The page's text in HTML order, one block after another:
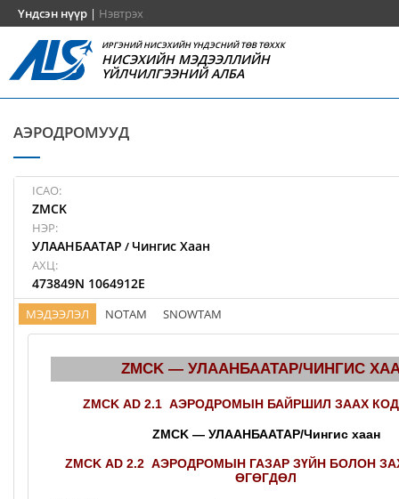
Үндсэн нүүр | Нэвтрэх
ИРГЭНИЙ НИСЭХИЙН ҮНДЭСНИЙ ТӨВ ТӨХХК
НИСЭХИЙН МЭДЭЭЛЛИЙН
ҮЙЛЧИЛГЭЭНИЙ АЛБА
АЭРОДРОМУУД
ICAO:
ZMCK
НЭР:
УЛААНБААТАР / Чингис Хаан
АХЦ:
473849N 1064912E
МЭДЭЭЛЭЛ NOTAM SNOWTAM